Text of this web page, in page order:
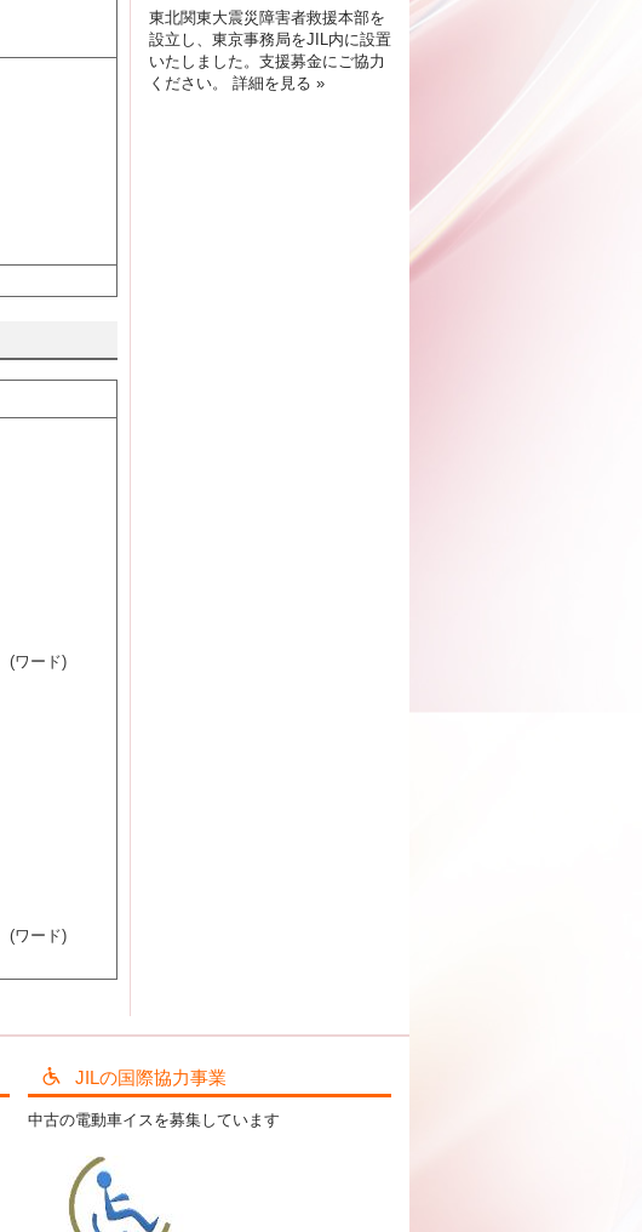
(ワード)
(ワード)
東北関東大震災障害者救援本部を
設立し、東京事務局をJIL内に設置
いたしました。支援募金にご協力
ください。 詳細を見る »
JILの国際協力事業
中古の電動車イスを募集しています